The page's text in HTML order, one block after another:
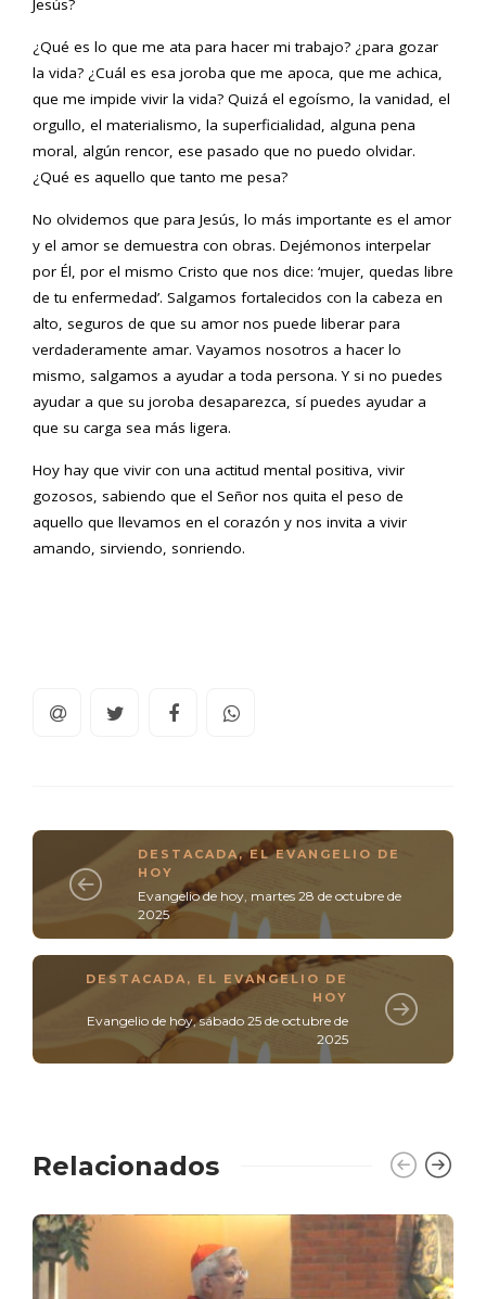
Jesús?
¿Qué es lo que me ata para hacer mi trabajo? ¿para gozar
la vida? ¿Cuál es esa joroba que me apoca, que me achica,
que me impide vivir la vida? Quizá el egoísmo, la vanidad, el
orgullo, el materialismo, la superficialidad, alguna pena
moral, algún rencor, ese pasado que no puedo olvidar.
¿Qué es aquello que tanto me pesa?
No olvidemos que para Jesús, lo más importante es el amor
y el amor se demuestra con obras. Dejémonos interpelar
por Él, por el mismo Cristo que nos dice: ‘mujer, quedas libre
de tu enfermedad’. Salgamos fortalecidos con la cabeza en
alto, seguros de que su amor nos puede liberar para
verdaderamente amar. Vayamos nosotros a hacer lo
mismo, salgamos a ayudar a toda persona. Y si no puedes
ayudar a que su joroba desaparezca, sí puedes ayudar a
que su carga sea más ligera.
Hoy hay que vivir con una actitud mental positiva, vivir
gozosos, sabiendo que el Señor nos quita el peso de
aquello que llevamos en el corazón y nos invita a vivir
amando, sirviendo, sonriendo.
DESTACADA,EL EVANGELIO DE
HOY
Evangelio de hoy, martes 28 de octubre de
2025
DESTACADA , EL EVANGELIO DE
HOY
Evangelio de hoy, sábado 25 de octubre de
2025
Relacionados